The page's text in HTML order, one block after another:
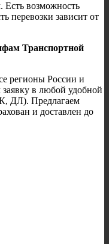
Есть возможность
перевозки зависит от
Транспортной
регионы России и
в любой удобной
ДЛ). Предлагаем
и доставлен до